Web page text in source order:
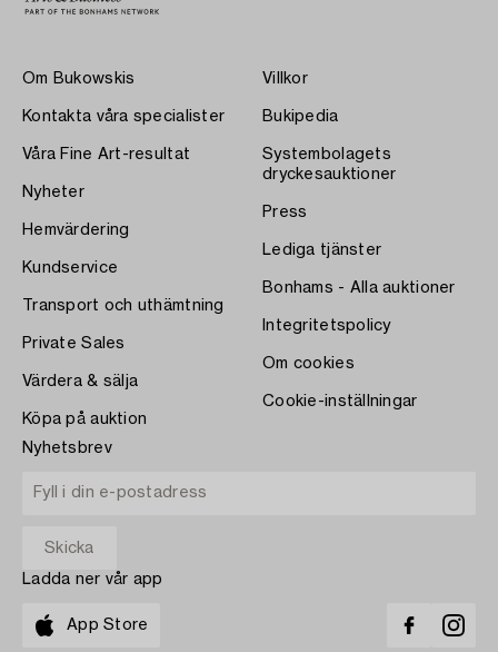
Om Bukowskis
Kontakta våra specialister
Våra Fine Art-resultat
Nyheter
Hemvärdering
Kundservice
Transport och uthämtning
Private Sales
Värdera & sälja
Köpa på auktion
Villkor
Bukipedia
Systembolagets
dryckesauktioner
Press
Lediga tjänster
Bonhams - Alla auktioner
Integritetspolicy
Om cookies
Cookie-inställningar
Nyhetsbrev
Ladda ner vår app
App Store